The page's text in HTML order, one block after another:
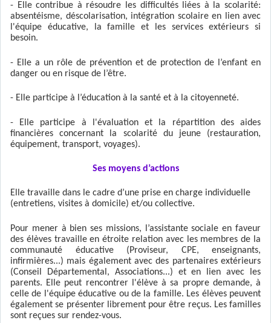
- Elle contribue à résoudre les difficultés liées à la scolarité:
absentéisme, déscolarisation, intégration scolaire en lien avec
l'équipe éducative, la famille et les services extérieurs si
besoin.
- Elle a un rôle de prévention et de protection de l’enfant en
danger ou en risque de l’être.
- Elle participe à l’éducation à la santé et à la citoyenneté.
- Elle participe à l'évaluation et la répartition des aides
financières concernant la scolarité du jeune (restauration,
équipement, transport, voyages).
Ses moyens d’actions
Elle travaille dans le cadre d’une prise en charge individuelle
(entretiens, visites à domicile) et/ou collective.
Pour mener à bien ses missions, l’assistante sociale en faveur
des élèves travaille en étroite relation avec les membres de la
communauté éducative (Proviseur, CPE, enseignants,
infirmières...) mais également avec des partenaires extérieurs
(Conseil Départemental, Associations...) et en lien avec les
parents. Elle peut rencontrer l'élève à sa propre demande, à
celle de l'équipe éducative ou de la famille. Les élèves peuvent
également se présenter librement pour être reçus. Les familles
sont reçues sur rendez-vous.